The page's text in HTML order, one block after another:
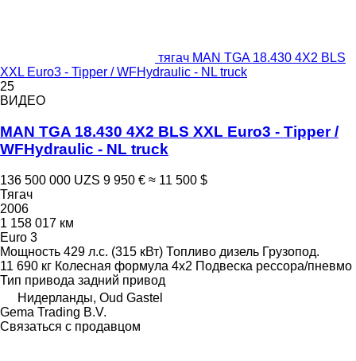
тягач MAN TGA 18.430 4X2 BLS
XXL Euro3 - Tipper / WFHydraulic - NL truck
25
ВИДЕО
MAN TGA 18.430 4X2 BLS XXL Euro3 - Tipper /
WFHydraulic - NL truck
136 500 000 UZS 9 950 € ≈ 11 500 $
Тягач
2006
1 158 017 км
Euro 3
Мощность 429 л.с. (315 кВт) Топливо дизель Грузопод.
11 690 кг Колесная формула 4x2 Подвеска рессора/пневмо
Тип привода задний привод
Нидерланды, Oud Gastel
Gema Trading B.V.
Связаться с продавцом